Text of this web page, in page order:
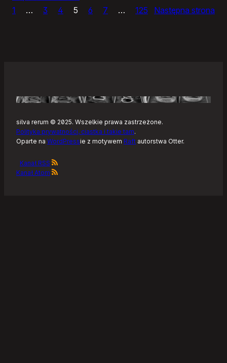
Sly,
1
… 3 4 5 6 7 … 125 Następna strona
silva rerum © 2025. Wszelkie prawa zastrzeżone.
Polityka prywatności, ciastka i takie tam.
Oparte na WordPressie z motywem Raft autorstwa Otter.
Kanał RSS
Kanał Atom